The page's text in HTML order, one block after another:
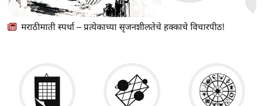
मराठीमाती स्पर्धा – प्रत्येकाच्या सृजनशीलतेचे हक्काचे विचारपीठ!